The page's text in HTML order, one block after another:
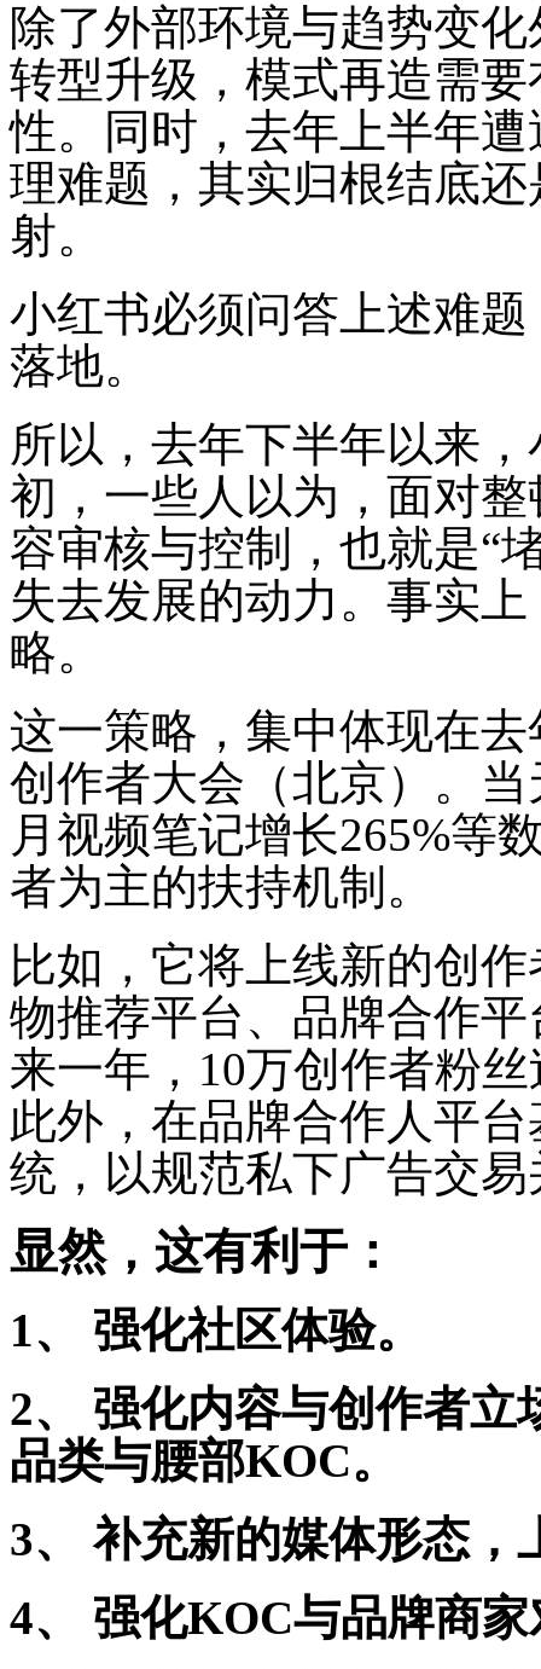
除了外部环境与趋势变
转型升级，模式再造需
性。同时，去年上半年
理难题，其实归根结底
射。
小红书必须问答上述难
落地。
所以，去年下半年以来
初，一些人以为，面对
容审核与控制，也就是“
失去发展的动力。事实
略。
这一策略，集中体现在
创作者大会（北京）。
月视频笔记增长265%等
者为主的扶持机制。
比如，它将上线新的创
物推荐平台、品牌合作
来一年，10万创作者粉
此外，在品牌合作人平
统，以规范私下广告交
显然，这有利于：
1、 强化社区体验。
2、 强化内容与创作者
品类与腰部KOC。
3、 补充新的媒体形态，
4、 强化KOC与品牌商